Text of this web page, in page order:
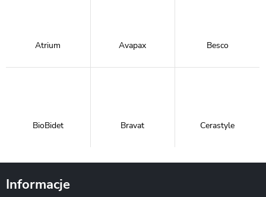
Atrium Avapax Besco
BioBidet Bravat Cerastyle
Informacje